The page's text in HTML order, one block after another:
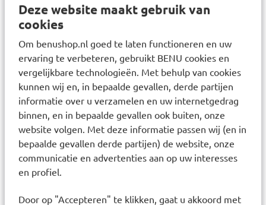
Deze website maakt gebruik van
cookies
Om benushop.nl goed te laten functioneren en uw
ervaring te verbeteren, gebruikt BENU cookies en
vergelijkbare technologieën. Met behulp van cookies
kunnen wij en, in bepaalde gevallen, derde partijen
informatie over u verzamelen en uw internetgedrag
binnen, en in bepaalde gevallen ook buiten, onze
website volgen. Met deze informatie passen wij (en in
bepaalde gevallen derde partijen) de website, onze
communicatie en advertenties aan op uw interesses
en profiel.
Door op "Accepteren" te klikken, gaat u akkoord met
Raadpleeg uw huisarts als u langer dan twee
worden. Op benuapotheek.nl vind u betrouwbare
informatie over klachten, ziektes en
geneesmiddelen.
Heeft u persoonlijk advies nodig?
Wij adviseren u niet verder te gaan met de
bestelling van dit geneesmiddel wanneer u nog
onbeantwoorde vragen heeft. Voor vragen en
advies neem contact op met uw BENU apotheek.